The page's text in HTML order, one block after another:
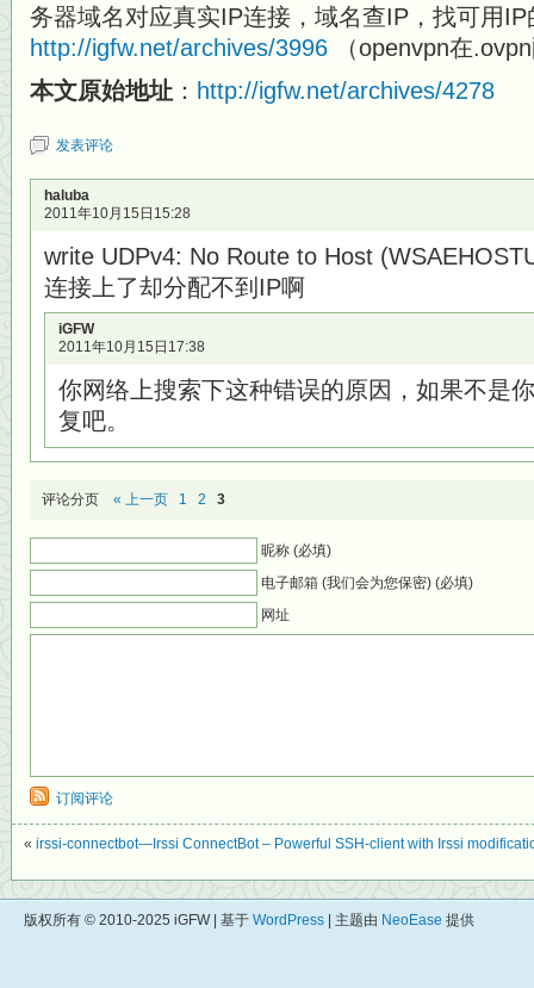
务器域名对应真实IP连接，域名查IP，找可用IP
http://igfw.net/archives/3996 （openvpn在
本文原始地址 ： http://igfw.net/archives/4278
发表评论
haluba
2011年10月15日15:28
write UDPv4: No Route to Host
连接上了却分配不到IP啊
iGFW
2011年10月15日17:38
你网络上搜索下这种错误的原因，如果不是
复吧。
评论分页 « 上一页 1 2 3
昵称 (必填)
电子邮箱 (我们会为您保密) (必填)
网址
订阅评论
« irssi-connectbot—Irssi ConnectBot – Powerful SSH-client with Irssi
版权所有 © 2010-2025 iGFW | 基于 WordPress | 主题由 NeoEase 提供